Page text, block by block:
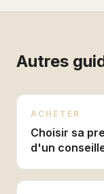
Autres
ACHETER
Choisir sa
d'un